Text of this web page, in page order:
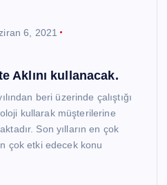
6, 2021
Aklını kullanacak.
beri üzerinde çalıştığı
kullarak müşterilerine
Son yılların en çok
çok etki edecek konu